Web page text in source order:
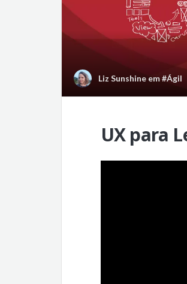
Liz Sunshine em#Ágil
UX para